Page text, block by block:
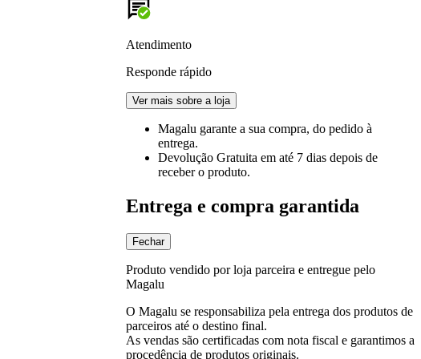
Atendimento
Responde rápido
Ver mais sobre a loja
Magalu garante a sua compra, do pedido à
entrega.
Devolução Gratuita em até 7 dias depois de
receber o produto.
Entrega e compra garantida
Fechar
Produto vendido por loja parceira e entregue pelo
Magalu
O Magalu se responsabiliza pela entrega dos produtos de
parceiros até o destino final.
As vendas são certificadas com nota fiscal e garantimos a
procedência de produtos originais.